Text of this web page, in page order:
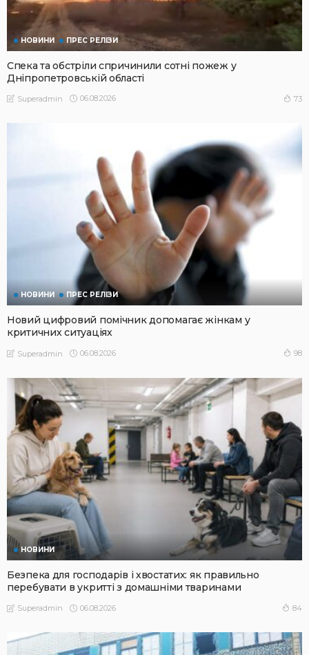
НОВИНИ ПРЕС РЕЛІЗИ
Спека та обстріли спричинили сотні пожеж у
Дніпропетровській області
Superadmin 06.08.2026 73
НОВИНИ ПРЕС РЕЛІЗИ
Новий цифровий помічник допомагає жінкам у
критичних ситуаціях
Superadmin 06.08.2026 98
НОВИНИ
Безпека для господарів і хвостатих: як правильно
перебувати в укритті з домашніми тваринами
Superadmin 06.08.2026 84